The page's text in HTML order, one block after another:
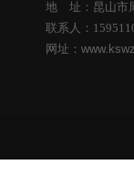
地 址：昆山市
联系人：
网址：